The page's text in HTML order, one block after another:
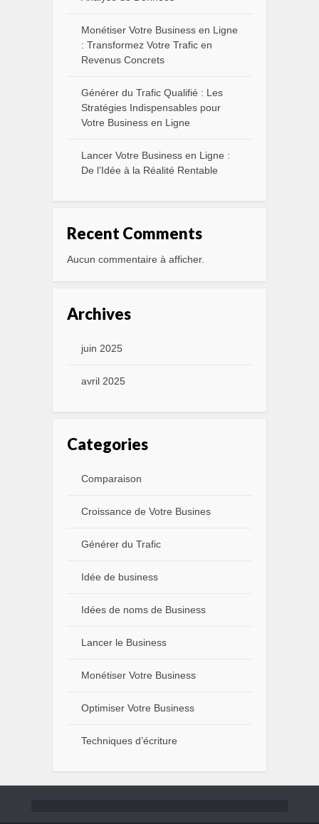
Monétiser Votre Business en Ligne
: Transformez Votre Trafic en
Revenus Concrets
Générer du Trafic Qualifié : Les
Stratégies Indispensables pour
Votre Business en Ligne
Lancer Votre Business en Ligne :
De l’Idée à la Réalité Rentable
Recent Comments
Aucun commentaire à afficher.
Archives
juin 2025
avril 2025
Categories
Comparaison
Croissance de Votre Busines
Générer du Trafic
Idée de business
Idées de noms de Business
Lancer le Business
Monétiser Votre Business
Optimiser Votre Business
Techniques d’écriture